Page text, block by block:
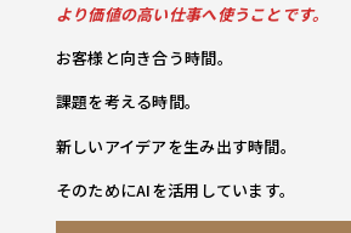
より価値の高い仕事へ使うことです。
お客様と向き合う時間。
課題を考える時間。
新しいアイデアを生み出す時間。
そのためにAIを活用しています。